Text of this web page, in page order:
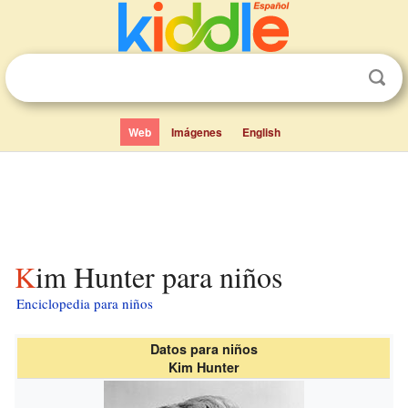
Web Imágenes English
Kim Hunter para niños
Enciclopedia para niños
Datos para niños
Kim Hunter